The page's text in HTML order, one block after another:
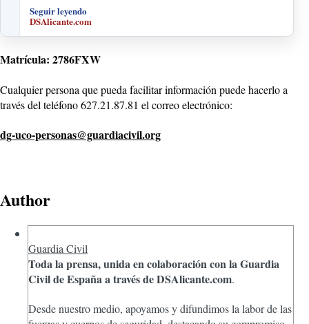
Seguir leyendo
DSAlicante.com
Matrícula: 2786FXW
Cualquier persona que pueda facilitar información puede hacerlo a
través del teléfono 627.21.87.81 el correo electrónico:
dg-uco-personas@guardiacivil.org
Author
Guardia Civil
Toda la prensa, unida en colaboración con la Guardia
Civil de España a través de DSAlicante.com.
Desde nuestro medio, apoyamos y difundimos la labor de las